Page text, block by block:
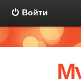
Войти